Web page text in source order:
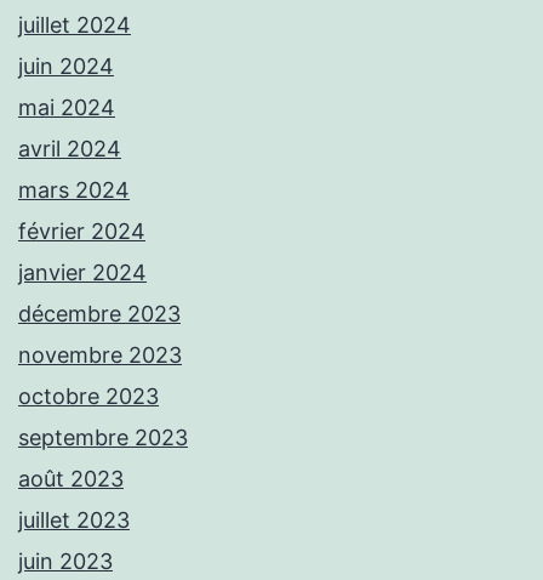
juillet 2024
juin 2024
mai 2024
avril 2024
mars 2024
février 2024
janvier 2024
décembre 2023
novembre 2023
octobre 2023
septembre 2023
août 2023
juillet 2023
juin 2023